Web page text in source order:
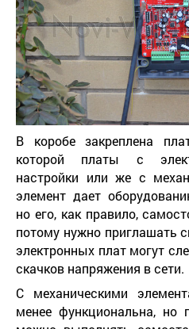
В коробе закреплена
которой платы с
настройки или же с
элемент дает
но его, как правило,
потому нужно приглашать
электронных плат могут
скачков напряжения в сети.
С механическими
менее функциональна, но